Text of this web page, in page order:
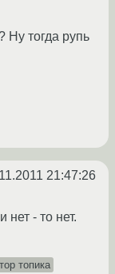
Ну тогда рупь
21:47:26
нет - то нет.
топика